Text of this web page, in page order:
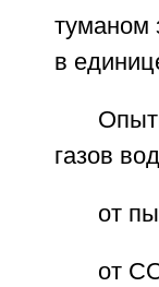
туманом
в
газов
от
от